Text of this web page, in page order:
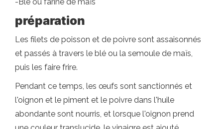
-Blé ou farine de maïs
préparation
Les filets de poisson et de poivre sont assaisonnés
et passés à travers le blé ou la semoule de maïs,
puis les faire frire.
Pendant ce temps, les œufs sont sanctionnés et
l'oignon et le piment et le poivre dans l'huile
abondante sont nourris, et lorsque l'oignon prend